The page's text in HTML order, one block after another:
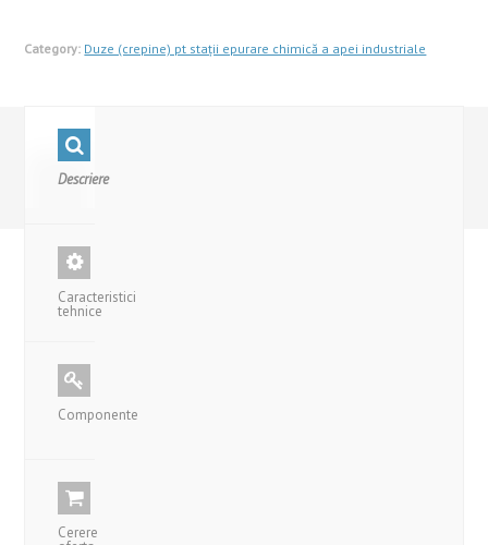
Category: Duze (crepine) pt stații epurare chimică a apei industriale
Descriere
Caracteristici
tehnice
Componente
Cerere